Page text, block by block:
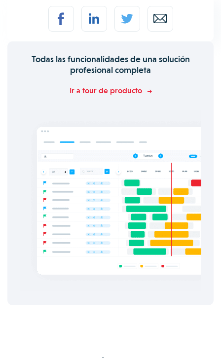
Todas las funcionalidades de una solución
profesional completa
Ir a tour de producto